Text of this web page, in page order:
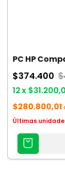
PC HP
$374.400
12x
$280.800,01
Últimas
AGREGAR
CARRITO